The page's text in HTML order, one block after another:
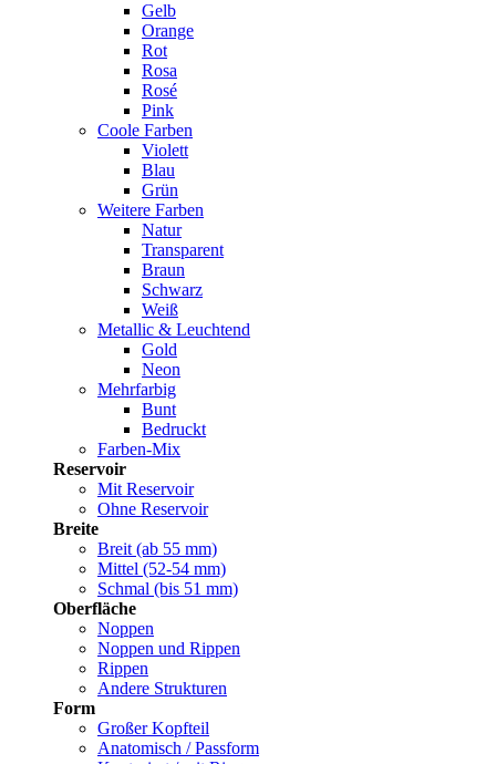
Gelb
Orange
Rot
Rosa
Rosé
Pink
Coole Farben
Violett
Blau
Grün
Weitere Farben
Natur
Transparent
Braun
Schwarz
Weiß
Metallic & Leuchtend
Gold
Neon
Mehrfarbig
Bunt
Bedruckt
Farben-Mix
Reservoir
Mit Reservoir
Ohne Reservoir
Breite
Breit (ab 55 mm)
Mittel (52-54 mm)
Schmal (bis 51 mm)
Oberfläche
Noppen
Noppen und Rippen
Rippen
Andere Strukturen
Form
Großer Kopfteil
Anatomisch / Passform